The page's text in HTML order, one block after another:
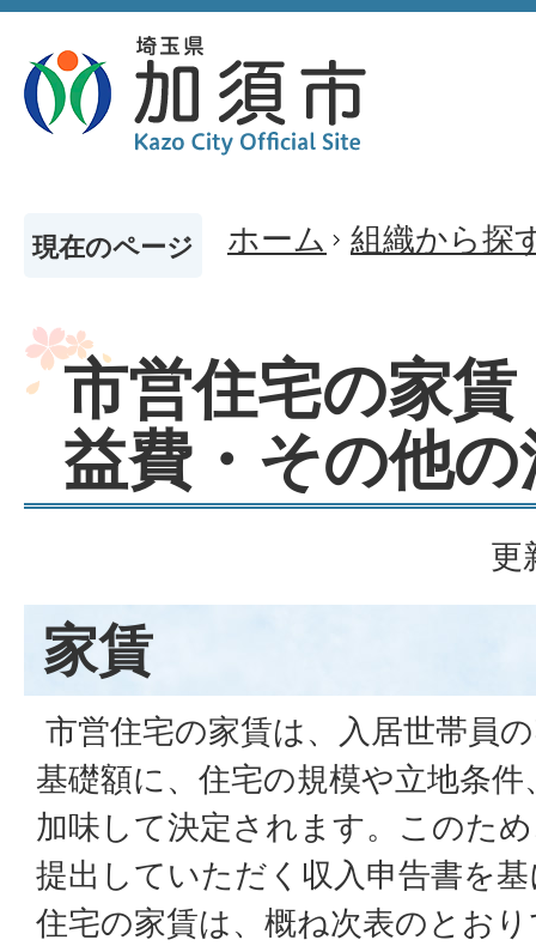
現在のページ ホーム 組織から探
市営住宅の家
益費・その他
更
家賃
市営住宅の家賃は、入居世帯員
基礎額に、住宅の規模や立地条
加味して決定されます。このた
提出していただく収入申告書を
住宅の家賃は、概ね次表のとお